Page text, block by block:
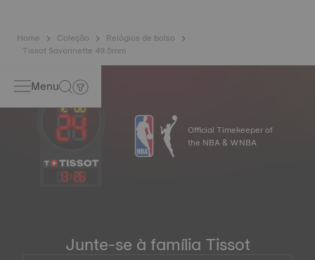
Home Coleção
Relógios de bolso
Tissot Savonnette 49.5mm
Menu
13:26
Official Timekeeper of
the NBA & WNBA
Junte-se à família Tissot